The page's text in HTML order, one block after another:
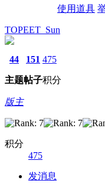
使用道具
TOPEET_Sun
44
主题
151
帖子
475
积分
版主
积分
475
发消息